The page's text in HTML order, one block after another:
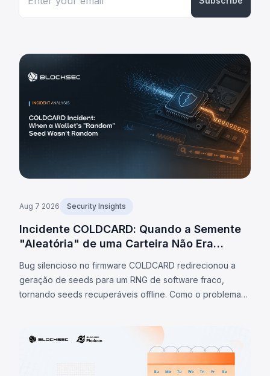
Aug 7 2026 Security Insights
Incidente COLDCARD: Quando a Semente
"Aleatória" de uma Carteira Não Era
Bug silencioso no firmware COLDCARD redirecionou a
geração de seeds para um RNG de software fraco,
tornando seeds recuperáveis offline. Como o problema
até 7/ago/2026.